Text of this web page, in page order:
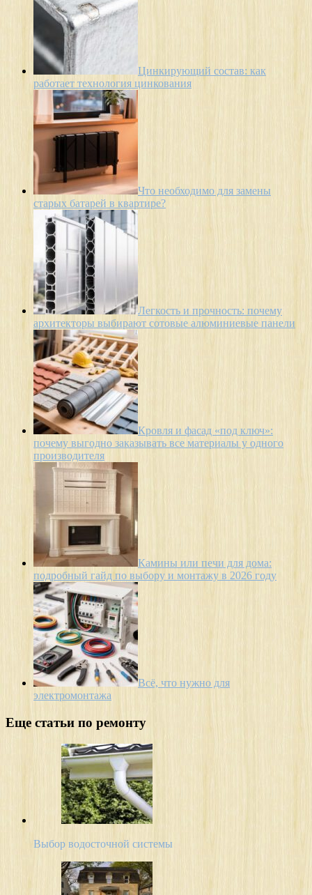
Цинкирующий состав: как
работает технология цинкования
Что необходимо для замены
старых батарей в квартире?
Легкость и прочность: почему
архитекторы выбирают сотовые алюминиевые панели
Кровля и фасад «под ключ»:
почему выгодно заказывать все материалы у одного
производителя
Камины или печи для дома:
подробный гайд по выбору и монтажу в 2026 году
Всё, что нужно для
электромонтажа
Еще статьи по ремонту
Выбор водосточной системы